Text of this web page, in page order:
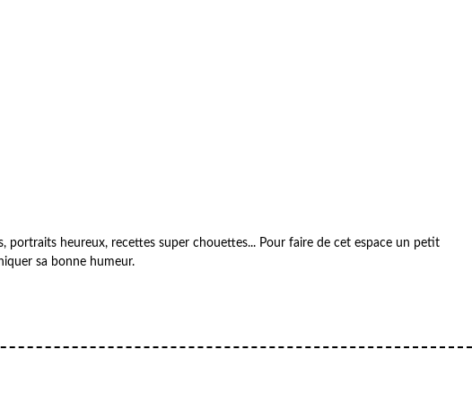
portraits heureux, recettes super chouettes... Pour faire de cet espace un petit
sa bonne humeur.